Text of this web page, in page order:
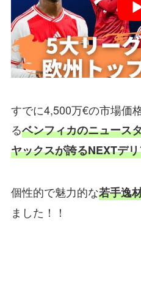
すでに4,500万€の市場価
るベンフィカのニュース
ヤックスが誇るNEXTデ
個性的で魅力的な若手逸
ました！！